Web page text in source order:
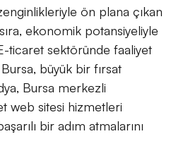
ön plana çıkan
ekonomik potansiyeliyle
ticaret sektöründe faaliyet
büyük bir fırsat
Bursa merkezli
web sitesi hizmetleri
bir adım atmalarını